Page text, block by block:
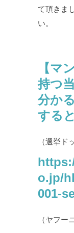
て頂きま
い。
【マ
持つ
分か
する
（選挙ド
o.jp/
001-
（ヤフー